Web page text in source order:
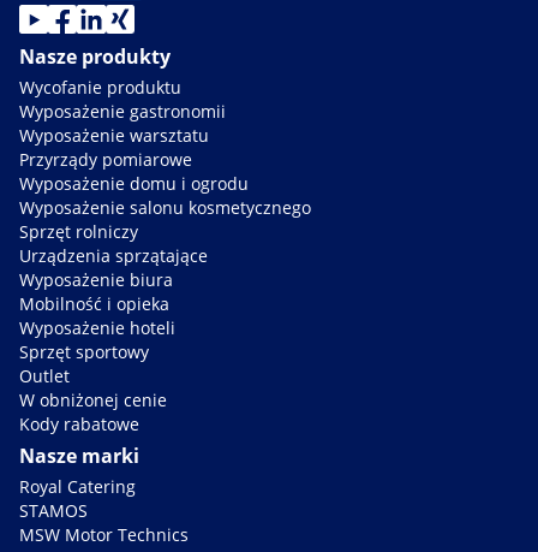
Nasze produkty
Wycofanie produktu
Wyposażenie gastronomii
Wyposażenie warsztatu
Przyrządy pomiarowe
Wyposażenie domu i ogrodu
Wyposażenie salonu kosmetycznego
Sprzęt rolniczy
Urządzenia sprzątające
Wyposażenie biura
Mobilność i opieka
Wyposażenie hoteli
Sprzęt sportowy
Outlet
W obniżonej cenie
Kody rabatowe
Nasze marki
Royal Catering
STAMOS
MSW Motor Technics